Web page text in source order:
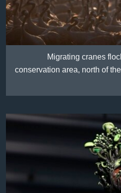
Migrating cranes
conservation area, north of